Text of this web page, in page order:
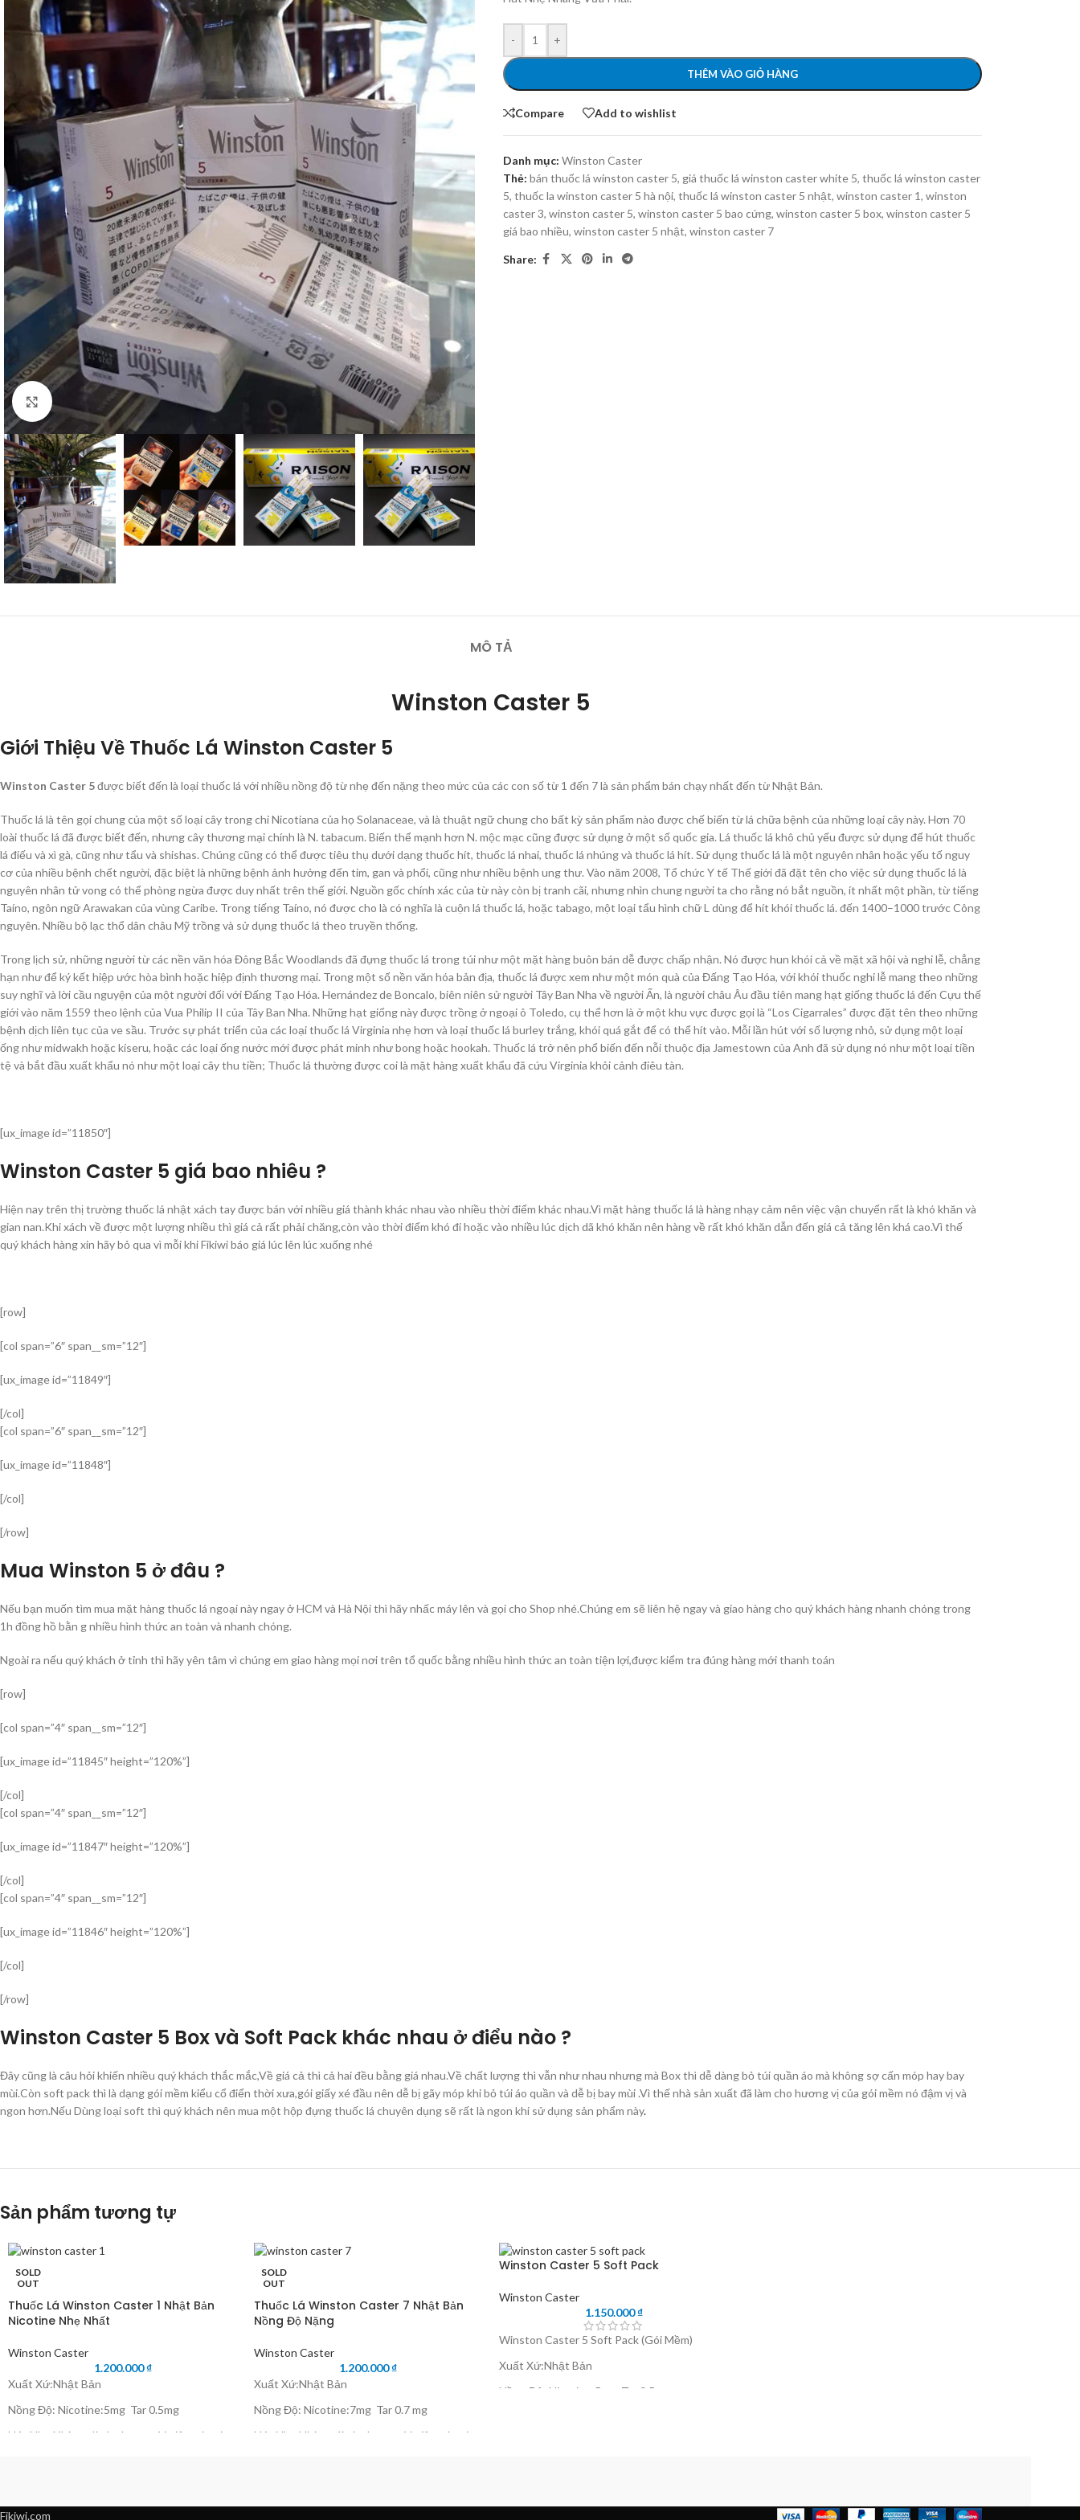
Click to enlarge
- +
THÊM VÀO GIỎ HÀNG
Compare Add to wishlist
Danh mục: Winston Caster
Thẻ: bán thuốc lá winston caster 5, giá thuốc lá winston caster white 5, thuốc lá winston caster
5, thuốc la winston caster 5 hà nội, thuốc lá winston caster 5 nhật, winston caster 1, winston
caster 3, winston caster 5, winston caster 5 bao cứng, winston caster 5 box, winston caster 5
giá bao nhiều, winston caster 5 nhật, winston caster 7
Share:
MÔ TẢ
Winston Caster 5
Giới Thiệu Về Thuốc Lá Winston Caster 5
Winston Caster 5được biết đến là loại thuốc lá với nhiều nồng độ từ nhẹ đến nặng theo mức của các con số từ 1 đến 7 là sản phẩm bán chạy nhất đến từ Nhật Bản.
Thuốc lá là tên gọi chung của một số loại cây trong chi Nicotiana của họ Solanaceae, và là thuật ngữ chung cho bất kỳ sản phẩm nào được chế biến từ lá chữa bệnh của những loại cây này. Hơn 70
loài thuốc lá đã được biết đến, nhưng cây thương mại chính là N. tabacum. Biến thể mạnh hơn N. mộc mạc cũng được sử dụng ở một số quốc gia. Lá thuốc lá khô chủ yếu được sử dụng để hút thuốc
lá điếu và xì gà, cũng như tẩu và shishas. Chúng cũng có thể được tiêu thụ dưới dạng thuốc hít, thuốc lá nhai, thuốc lá nhúng và thuốc lá hít. Sử dụng thuốc lá là một nguyên nhân hoặc yếu tố nguy
cơ của nhiều bệnh chết người, đặc biệt là những bệnh ảnh hưởng đến tim, gan và phổi, cũng như nhiều bệnh ung thư. Vào năm 2008, Tổ chức Y tế Thế giới đã đặt tên cho việc sử dụng thuốc lá là
nguyên nhân tử vong có thể phòng ngừa được duy nhất trên thế giới. Nguồn gốc chính xác của từ này còn bị tranh cãi, nhưng nhìn chung người ta cho rằng nó bắt nguồn, ít nhất một phần, từ tiếng
Taíno, ngôn ngữ Arawakan của vùng Caribe. Trong tiếng Taíno, nó được cho là có nghĩa là cuộn lá thuốc lá, hoặc tabago, một loại tẩu hình chữ L dùng để hít khói thuốc lá. đến 1400–1000 trước Công
nguyên. Nhiều bộ lạc thổ dân châu Mỹ trồng và sử dụng thuốc lá theo truyền thống.
Trong lịch sử, những người từ các nền văn hóa Đông Bắc Woodlands đã đựng thuốc lá trong túi như một mặt hàng buôn bán dễ được chấp nhận. Nó được hun khói cả về mặt xã hội và nghi lễ, chẳng
hạn như để ký kết hiệp ước hòa bình hoặc hiệp định thương mại. Trong một số nền văn hóa bản địa, thuốc lá được xem như một món quà của Đấng Tạo Hóa, với khói thuốc nghi lễ mang theo những
suy nghĩ và lời cầu nguyện của một người đối với Đấng Tạo Hóa. Hernández de Boncalo, biên niên sử người Tây Ban Nha về người Ấn, là người châu Âu đầu tiên mang hạt giống thuốc lá đến Cựu thế
giới vào năm 1559 theo lệnh của Vua Philip II của Tây Ban Nha. Những hạt giống này được trồng ở ngoại ô Toledo, cụ thể hơn là ở một khu vực được gọi là “Los Cigarrales” được đặt tên theo những
bệnh dịch liên tục của ve sầu. Trước sự phát triển của các loại thuốc lá Virginia nhẹ hơn và loại thuốc lá burley trắng, khói quá gắt để có thể hít vào. Mỗi lần hút với số lượng nhỏ, sử dụng một loại
ống như midwakh hoặc kiseru, hoặc các loại ống nước mới được phát minh như bong hoặc hookah. Thuốc lá trở nên phổ biến đến nỗi thuộc địa Jamestown của Anh đã sử dụng nó như một loại tiền
tệ và bắt đầu xuất khẩu nó như một loại cây thu tiền; Thuốc lá thường được coi là mặt hàng xuất khẩu đã cứu Virginia khỏi cảnh điêu tàn.
[ux_image id=”11850″]
Winston Caster 5 giá bao nhiêu ?
Hiện nay trên thị trường thuốc lá nhật xách tay được bán với nhiều giá thành khác nhau vào nhiều thời điểm khác nhau.Vì mặt hàng thuốc lá là hàng nhạy cảm nên việc vận chuyển rất là khó khăn và
gian nan.Khi xách về được một lượng nhiều thì giá cả rất phải chăng,còn vào thời điểm khó đi hoặc vào nhiều lúc dịch dã khó khăn nên hàng về rất khó khăn dẫn đến giá cả tăng lên khá cao.Vì thế
quý khách hàng xin hãy bỏ qua vì mỗi khi Fikiwi báo giá lúc lên lúc xuống nhé
[row]
[col span=”6″ span__sm=”12″]
[ux_image id=”11849″]
[/col]
[col span=”6″ span__sm=”12″]
[ux_image id=”11848″]
[/col]
[/row]
Mua Winston 5 ở đâu ?
Nếu bạn muốn tìm mua mặt hàng thuốc lá ngoại này ngay ở HCM và Hà Nội thì hãy nhấc máy lên và gọi cho Shop nhé.Chúng em sẽ liên hệ ngay và giao hàng cho quý khách hàng nhanh chóng trong
1h đồng hồ bằn g nhiều hình thức an toàn và nhanh chóng.
Ngoài ra nếu quý khách ở tỉnh thì hãy yên tâm vì chúng em giao hàng mọi nơi trên tổ quốc bằng nhiều hình thức an toàn tiện lợi,được kiểm tra đúng hàng mới thanh toán
[row]
[col span=”4″ span__sm=”12″]
[ux_image id=”11845″ height=”120%”]
[/col]
[col span=”4″ span__sm=”12″]
[ux_image id=”11847″ height=”120%”]
[/col]
[col span=”4″ span__sm=”12″]
[ux_image id=”11846″ height=”120%”]
[/col]
[/row]
Winston Caster 5 Box và Soft Pack khác nhau ở điểu nào ?
Đây cũng là câu hỏi khiến nhiều quý khách thắc mắc,Về giá cả thì cả hai đều bằng giá nhau.Về chất lượng thì vẫn như nhau nhưng mà Box thì dễ dàng bỏ túi quần áo mà không sợ cấn móp hay bay
mùi.Còn soft pack thì là dạng gói mềm kiểu cổ điển thời xưa,gói giấy xé đầu nên dễ bị gãy móp khi bỏ túi áo quần và dễ bị bay mùi .Vì thế nhà sản xuất đã làm cho hương vị của gói mềm nó đậm vị và
ngon hơn.Nếu Dùng loại soft thì quý khách nên mua một hộp đựng thuốc lá chuyên dụng sẽ rất là ngon khi sử dụng sản phẩm này.
Sản phẩm tương tự
SOLD
OUT
Thuốc Lá Winston Caster 1 Nhật Bản
Nicotine Nhẹ Nhất
Winston Caster
1.200.000₫
Xuất Xứ:Nhật Bản
Nồng Độ: Nicotine:5mg Tar 0.5mg
Hút Nhẹ Nhàng dành cho người giảm và cai
Đóng Gói : 1 Cây 10 Gói -1 Gói 20 Điếu
SOLD
OUT
Thuốc Lá Winston Caster 7 Nhật Bản
Nồng Độ Nặng
Winston Caster
1.200.000₫
Xuất Xứ:Nhật Bản
Nồng Độ: Nicotine:7mg Tar 0.7 mg
Hút Nhẹ Nhàng dành cho người giảm và cai
Đóng Gói : 1 Cây 10 Gói -1 Gói 20 Điếu
Winston Caster 5 Soft Pack
Winston Caster
1.150.000₫
Winston Caster 5 Soft Pack (Gói Mềm)
Xuất Xứ:Nhật Bản
Nồng Độ: Nicotine:5mg Tar 0.5mg
Fikiwi.com